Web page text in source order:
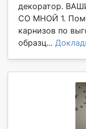
декоратор.
СО МНОЙ 1.
карнизов по
образц...